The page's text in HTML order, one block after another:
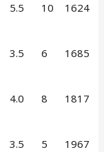
5.5 10 1624
3.5 6 1685
4.0 8 1817
3.5 5 1967